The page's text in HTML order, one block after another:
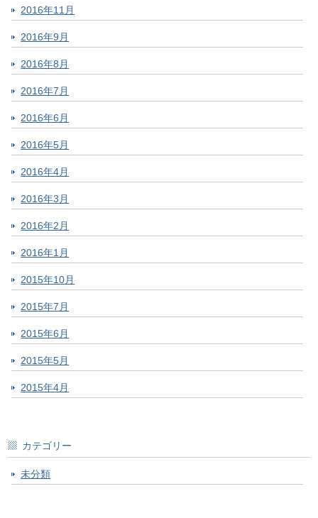
2016年11月
2016年9月
2016年8月
2016年7月
2016年6月
2016年5月
2016年4月
2016年3月
2016年2月
2016年1月
2015年10月
2015年7月
2015年6月
2015年5月
2015年4月
カテゴリー
未分類